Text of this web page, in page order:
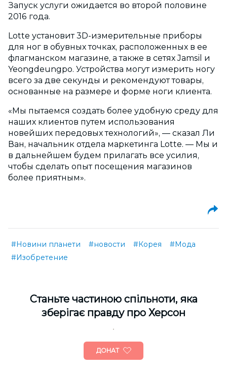
Запуск услуги ожидается во второй половине
2016 года.
Lotte установит 3D-измерительные приборы
для ног в обувных точках, расположенных в ее
флагманском магазине, а также в сетях Jamsil и
Yeongdeungpo. Устройства могут измерить ногу
всего за две секунды и рекомендуют товары,
основанные на размере и форме ноги клиента.
«Мы пытаемся создать более удобную среду для
наших клиентов путем использования
новейших передовых технологий», — сказал Ли
Ван, начальник отдела маркетинга Lotte. — Мы и
в дальнейшем будем прилагать все усилия,
чтобы сделать опыт посещения магазинов
более приятным».
#Новини планети #новости #Корея
#Мода
#Изобретение
Cтаньте частиною спільноти, яка
зберігає правду про Херсон
ДОНАТ